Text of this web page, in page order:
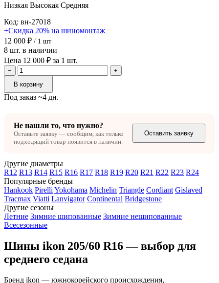
Низкая Высокая Средняя
Код: вн-27018
+Скидка 20% на шиномонтаж
12 000 ₽ / 1 шт
8 шт. в наличии
Цена 12 000 ₽ за 1 шт.
−
+
В корзину
Под заказ ~4 дн.
Не нашли то, что нужно?
Оставьте заявку — сообщим, как только
подходящий товар появится в наличии.
Оставить заявку
Другие диаметры
R12 R13 R14 R15 R16 R17 R18 R19 R20 R21 R22 R23 R24
Популярные бренды
Hankook Pirelli Yokohama Michelin Triangle Cordiant Gislaved
Tracmax Viatti Lanvigator Continental Bridgestone
Другие сезоны
Летние Зимние шипованные Зимние нешипованные
Всесезонные
Шины ikon 205/60 R16 — выбор для
среднего седана
Бренд ikon — южнокорейского происхождения,